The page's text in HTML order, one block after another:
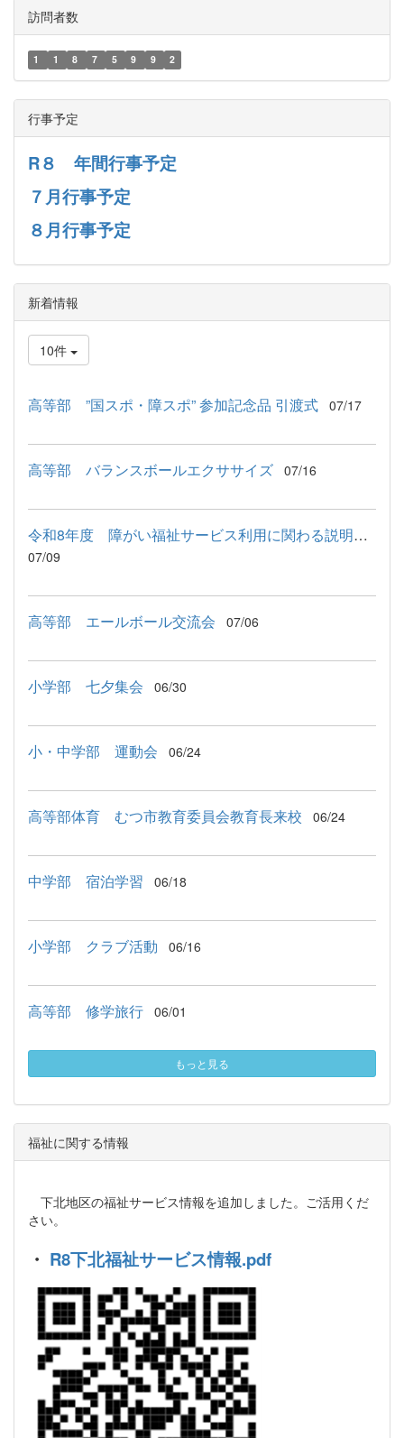
訪問者数
1 1 8 7 5 9 9 2
行事予定
R８ 年間行事予定
７月行事予定
８月行事予定
新着情報
10件
高等部 ”国スポ・障スポ” 参加記念品 引渡式 07/17
高等部 バランスボールエクササイズ 07/16
令和8年度 障がい福祉サービス利用に関わる説明会が行われました
07/09
高等部 エールボール交流会 07/06
小学部 七夕集会 06/30
小・中学部 運動会 06/24
高等部体育 むつ市教育委員会教育長来校 06/24
中学部 宿泊学習 06/18
小学部 クラブ活動 06/16
高等部 修学旅行 06/01
もっと見る
福祉に関する情報
下北地区の福祉サービス情報を追加しました。ご活用くだ
さい。
・ R8下北福祉サービス情報.pdf